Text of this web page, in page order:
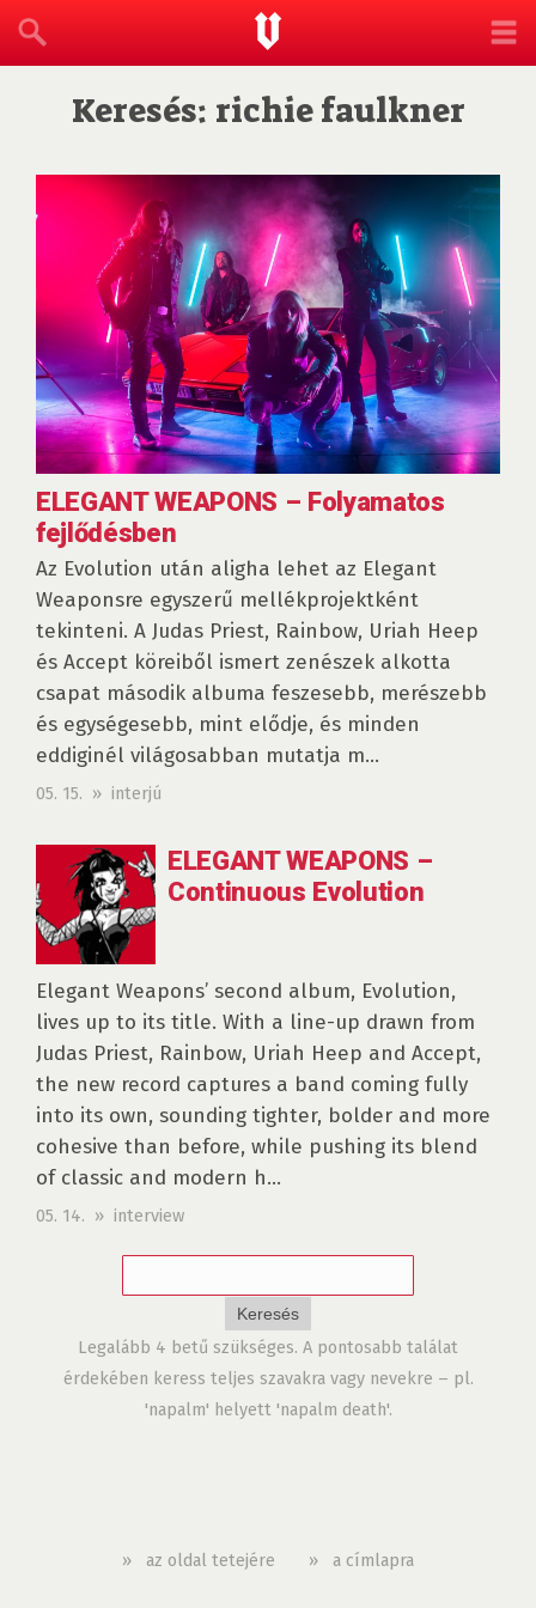
Keresés: richie faulkner
ELEGANT WEAPONS – Folyamatos
fejlődésben
Az Evolution után aligha lehet az Elegant
Weaponsre egyszerű mellékprojektként
tekinteni. A Judas Priest, Rainbow, Uriah Heep
és Accept köreiből ismert zenészek alkotta
csapat második albuma feszesebb, merészebb
és egységesebb, mint elődje, és minden
eddiginél világosabban mutatja m...
05. 15. » interjú
ELEGANT WEAPONS –
Continuous Evolution
Elegant Weapons’ second album, Evolution,
lives up to its title. With a line-up drawn from
Judas Priest, Rainbow, Uriah Heep and Accept,
the new record captures a band coming fully
into its own, sounding tighter, bolder and more
cohesive than before, while pushing its blend
of classic and modern h...
05. 14. » interview
Legalább 4 betű szükséges. A pontosabb találat
érdekében keress teljes szavakra vagy nevekre – pl.
'napalm' helyett 'napalm death'.
» az oldal tetejére » a címlapra